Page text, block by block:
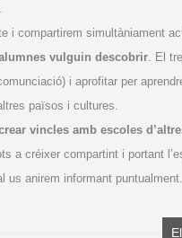
i compartirem simultàniament
vulguin descobrir. El
i aprofitar per
països i cultures.
vincles amb escoles
a créixer compartint i portant
us anirem informant puntualment.